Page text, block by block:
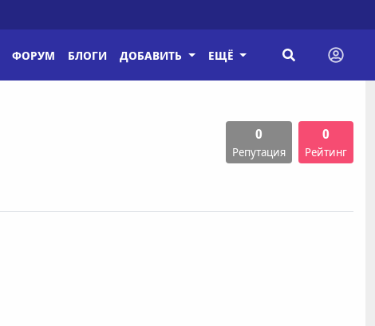
ФОРУМ БЛОГИ ДОБАВИТЬ ЕЩЁ
0
Репутация
0
Рейтинг